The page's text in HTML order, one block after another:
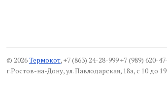
© 2026Термокот, +7 (863) 24-28-999 +7 (989) 620-
г.Ростов-на-Дону, ул. Павлодарская, 18а, с 10 до